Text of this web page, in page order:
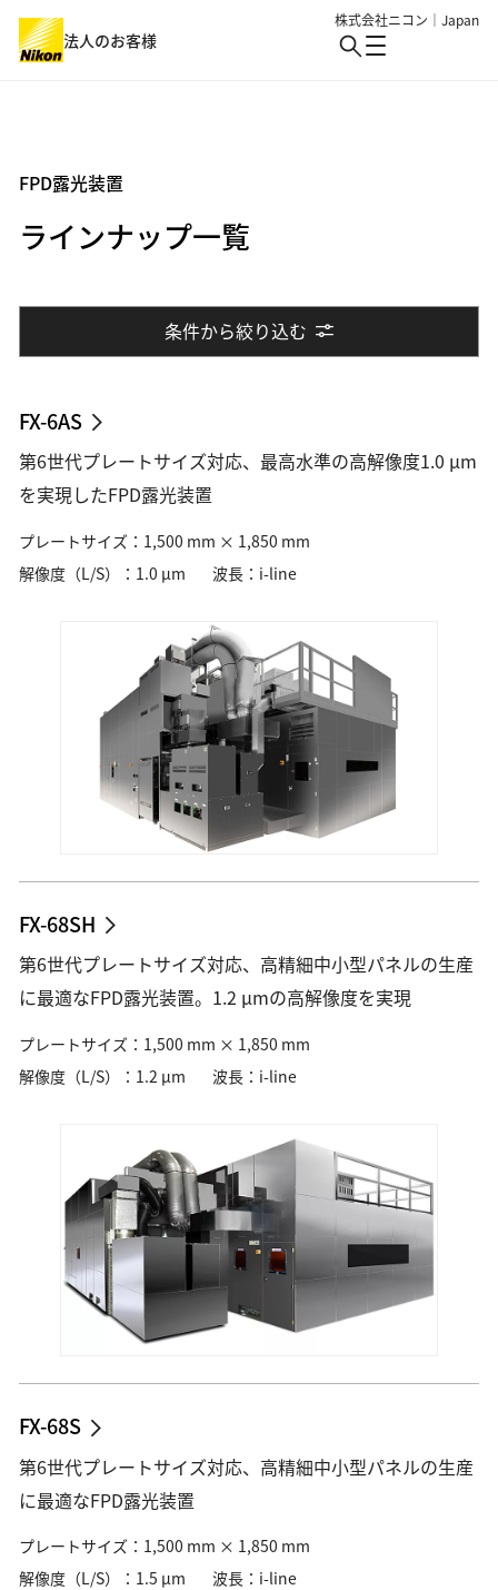
法人のお客様
株式会社ニコン｜Japan
バイオサイエンス・医療
生物用観察・検査
産業・特注
ロボット制御
産業用観察・検査
産業用測定・計測
宇宙・天体機器
特注・カスタマイズ
半導体後工程露光（アドバンストパッケージング）
半導体測定・計測・検査
フレキシブルエレクトロニクス
レーザー除去加工機
金型製作・射出成型
素材・部品
映像ソリューション
映像制作・業務用撮影
遠隔監視モニタリング
3Dモデル制作
データ管理・業務支援
半導体・エレクトロニクス
バイオ・メディカル
情報・メディア
自動車・航空・宇宙
ソリューション・事例・技術
イベント
ニュース
総合トップ
個人のお客様
リューション
企業情報
Global Site
FPD露光装置
ラインナップ一覧
条件から絞り込む
FX-6AS
第6世代プレートサイズ対応、最高水準の高解像度1.0 µm
を実現したFPD露光装置
プレートサイズ：1,500 mm × 1,850 mm
解像度（L/S）：1.0 µm
波長：i-line
FX-68SH
第6世代プレートサイズ対応、高精細中小型パネルの生産
に最適なFPD露光装置。1.2 µmの高解像度を実現
プレートサイズ：1,500 mm × 1,850 mm
解像度（L/S）：1.2 µm
波長：i-line
FX-68S
第6世代プレートサイズ対応、高精細中小型パネルの生産
に最適なFPD露光装置
プレートサイズ：1,500 mm × 1,850 mm
解像度（L/S）：1.5 µm
波長：i-line